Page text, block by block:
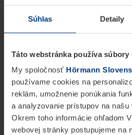
Súhlas Detaily
Táto webstránka používa súbory
My spoločnosť Hörmann
používame cookies na
reklám, umožnenie ponúkania
a analyzovanie prístupov na našu
Okrem toho informácie ohľadom
webovej stránky postupujeme na